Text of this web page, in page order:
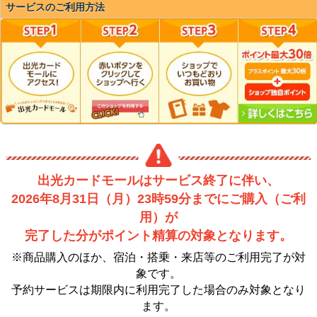
サービスのご利用方法
出光カードモールはサービス終了に伴い、
2026年8月31日（月）23時59分までにご購入（ご利
用）が
完了した分がポイント精算の対象となります。
※商品購入のほか、宿泊・搭乗・来店等のご利用完了が対
象です。
予約サービスは期限内に利用完了した場合のみ対象となり
ます。